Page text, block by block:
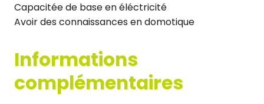
Capacitée de base en éléctricité
Avoir des connaissances en domotique
Informations
complémentaires